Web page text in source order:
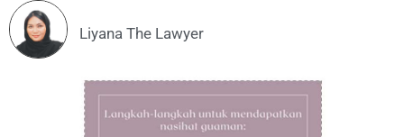
Liyana The Lawyer